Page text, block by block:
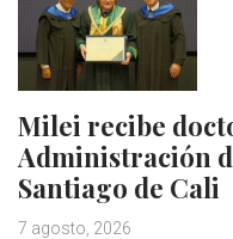
Milei recibe
Administración
Santiago de Cali
7 agosto, 2026